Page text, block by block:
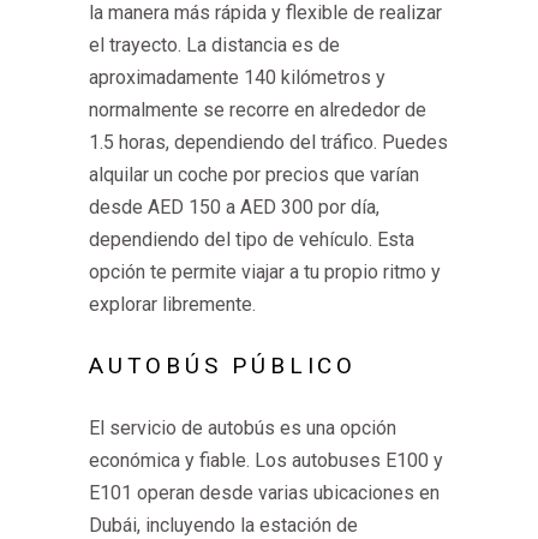
la manera más rápida y flexible de realizar
el trayecto. La distancia es de
aproximadamente 140 kilómetros y
normalmente se recorre en alrededor de
1.5 horas, dependiendo del tráfico. Puedes
alquilar un coche por precios que varían
desde AED 150 a AED 300 por día,
dependiendo del tipo de vehículo. Esta
opción te permite viajar a tu propio ritmo y
explorar libremente.
AUTOBÚS PÚBLICO
El servicio de autobús es una opción
económica y fiable. Los autobuses E100 y
E101 operan desde varias ubicaciones en
Dubái, incluyendo la estación de